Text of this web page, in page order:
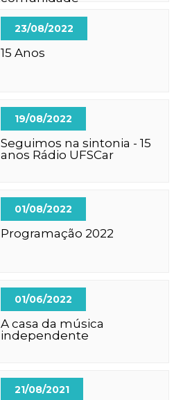
23/08/2022
15 Anos
19/08/2022
Seguimos na sintonia - 15
anos Rádio UFSCar
01/08/2022
Programação 2022
01/06/2022
A casa da música
independente
21/08/2021